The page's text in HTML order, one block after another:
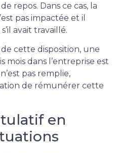
repos. Dans ce cas, la
pas impactée et il
avait travaillé.
cette disposition, une
mois dans l’entreprise est
pas remplie,
de rémunérer cette
en